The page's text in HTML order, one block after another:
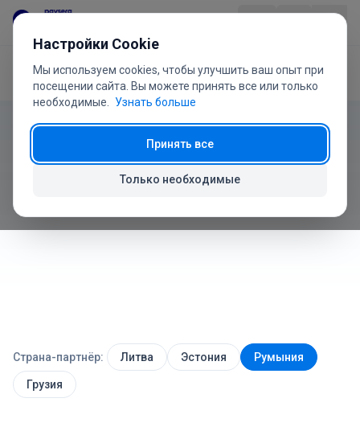
Перейти к содержанию
Продукт
Отрасли
Цены
Вопросы
+370 5 207 1558 Есть вопросы?
Главная Руководство пользователя Ошибки
Ошибки и проблемы
Страна-партнёр: Литва Эстония Румыния
Грузия
Настройки Cookie
Мы используем cookies, чтобы улучшить ваш опыт при
посещении сайта. Вы можете принять все или только
необходимые.
Узнать больше
Только необходимые
Принять все